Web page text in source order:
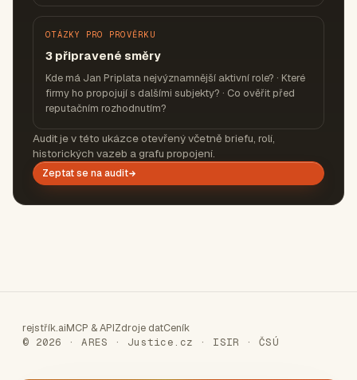
OTÁZKY PRO PROVĚRKU
3 připravené směry
Kde má Jan Priplata nejvýznamnější aktivní role? · Které
firmy ho propojují s dalšími subjekty? · Co ověřit před
reputačním rozhodnutím?
Audit je v této ukázce otevřený včetně briefu, rolí,
historických vazeb a grafu propojení.
Zeptat se na audit
rejstřík.aiMCP & APIZdroje datCeník
© 2026 · ARES · Justice.cz · ISIR · ČSÚ